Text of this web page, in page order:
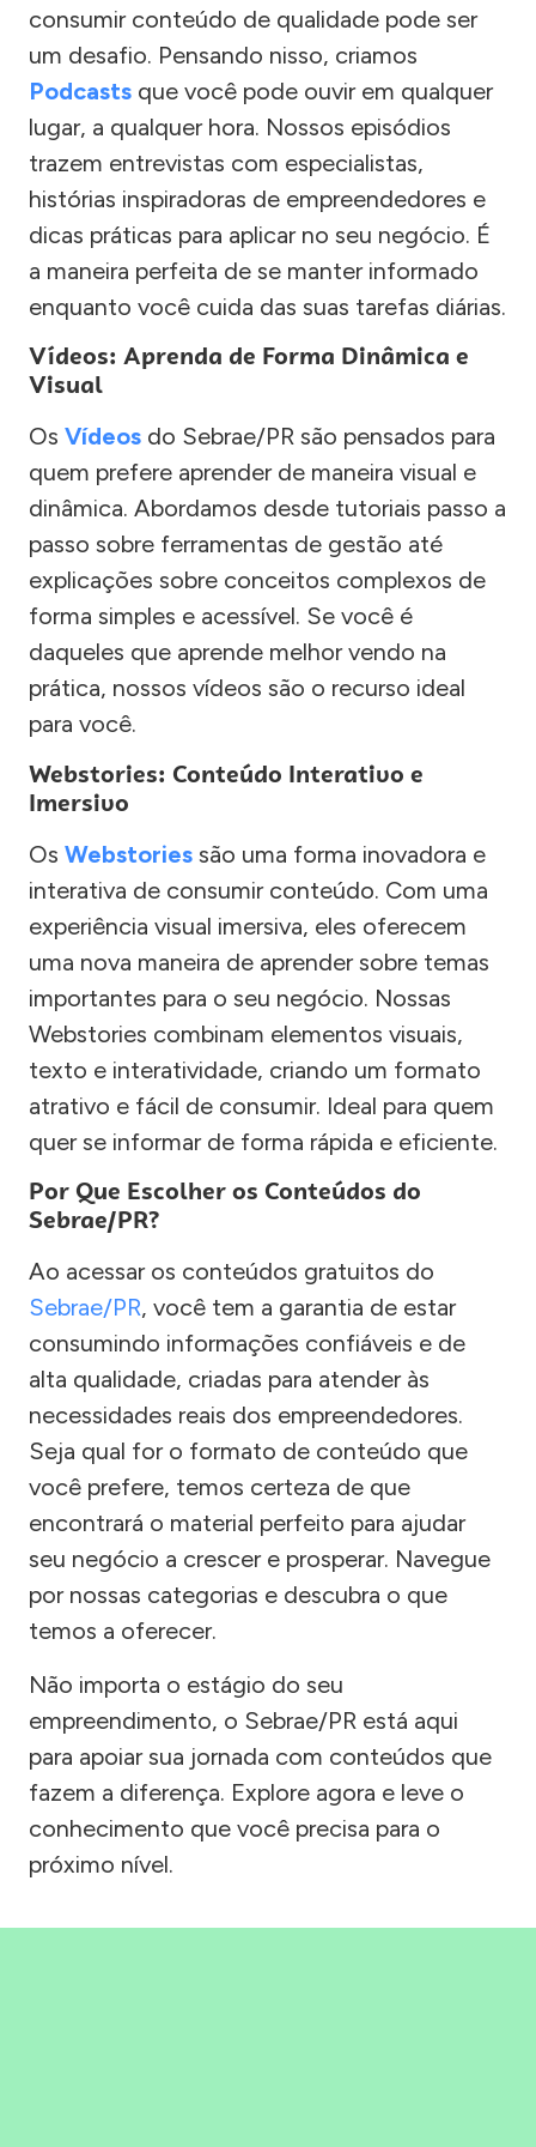
consumir conteúdo de qualidade pode ser
um desafio. Pensando nisso, criamos
Podcasts que você pode ouvir em qualquer
lugar, a qualquer hora. Nossos episódios
trazem entrevistas com especialistas,
histórias inspiradoras de empreendedores e
dicas práticas para aplicar no seu negócio. É
a maneira perfeita de se manter informado
enquanto você cuida das suas tarefas diárias.
Vídeos: Aprenda de Forma Dinâmica e
Visual
Os Vídeos do Sebrae/PR são pensados para
quem prefere aprender de maneira visual e
dinâmica. Abordamos desde tutoriais passo a
passo sobre ferramentas de gestão até
explicações sobre conceitos complexos de
forma simples e acessível. Se você é
daqueles que aprende melhor vendo na
prática, nossos vídeos são o recurso ideal
para você.
Webstories: Conteúdo Interativo e
Imersivo
Os Webstories são uma forma inovadora e
interativa de consumir conteúdo. Com uma
experiência visual imersiva, eles oferecem
uma nova maneira de aprender sobre temas
importantes para o seu negócio. Nossas
Webstories combinam elementos visuais,
texto e interatividade, criando um formato
atrativo e fácil de consumir. Ideal para quem
quer se informar de forma rápida e eficiente.
Por Que Escolher os Conteúdos do
Sebrae/PR?
Ao acessar os conteúdos gratuitos do
Sebrae/PR, você tem a garantia de estar
consumindo informações confiáveis e de
alta qualidade, criadas para atender às
necessidades reais dos empreendedores.
Seja qual for o formato de conteúdo que
você prefere, temos certeza de que
encontrará o material perfeito para ajudar
seu negócio a crescer e prosperar. Navegue
por nossas categorias e descubra o que
temos a oferecer.
Não importa o estágio do seu
empreendimento, o Sebrae/PR está aqui
para apoiar sua jornada com conteúdos que
fazem a diferença. Explore agora e leve o
conhecimento que você precisa para o
próximo nível.